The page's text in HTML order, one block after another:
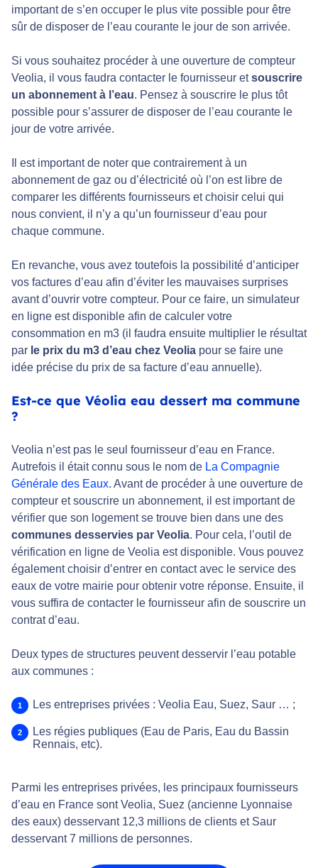
important de s’en occuper le plus vite possible pour être
sûr de disposer de l’eau courante le jour de son arrivée.
Si vous souhaitez procéder à une ouverture de compteur
Veolia, il vous faudra contacter le fournisseur etsouscrire
un abonnement à l’eau. Pensez à souscrire le plus tôt
possible pour s’assurer de disposer de l’eau courante le
jour de votre arrivée.
Il est important de noter que contrairement à un
abonnement de gaz ou d’électricité où l’on est libre de
comparer les différents fournisseurs et choisir celui qui
nous convient, il n’y a qu’un fournisseur d’eau pour
chaque commune.
En revanche, vous avez toutefois la possibilité d’anticiper
vos factures d’eau afin d’éviter les mauvaises surprises
avant d’ouvrir votre compteur. Pour ce faire, un simulateur
en ligne est disponible afin de calculer votre
consommation en m3 (il faudra ensuite multiplier le résultat
par le prix du m3 d’eau chez Veolia pour se faire une
idée précise du prix de sa facture d’eau annuelle).
Est-ce que Véolia eau dessert ma commune
?
Veolia n’est pas le seul fournisseur d’eau en France.
Autrefois il était connu sous le nom de La Compagnie
Générale des Eaux. Avant de procéder à une ouverture de
compteur et souscrire un abonnement, il est important de
vérifier que son logement se trouve bien dans une des
communes desservies par Veolia. Pour cela, l’outil de
vérification en ligne de Veolia est disponible. Vous pouvez
également choisir d’entrer en contact avec le service des
eaux de votre mairie pour obtenir votre réponse. Ensuite, il
vous suffira de contacter le fournisseur afin de souscrire un
contrat d’eau.
Deux types de structures peuvent desservir l’eau potable
aux communes :
Les entreprises privées : Veolia Eau, Suez, Saur … ;
Les régies publiques (Eau de Paris, Eau du Bassin
Rennais, etc).
Parmi les entreprises privées, les principaux fournisseurs
d’eau en France sont Veolia, Suez (ancienne Lyonnaise
des eaux) desservant 12,3 millions de clients et Saur
desservant 7 millions de personnes.